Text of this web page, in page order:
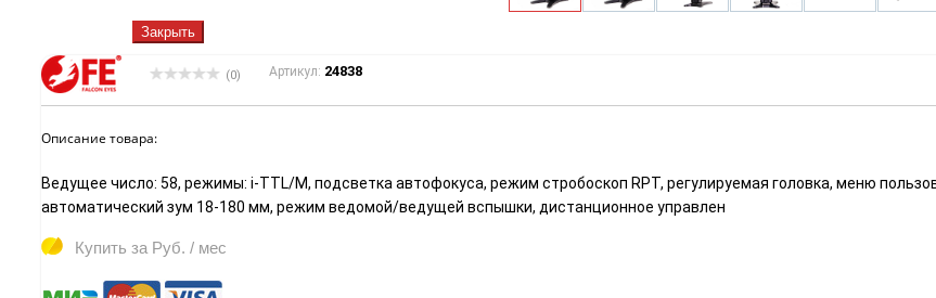
(0) Артикул: 24838
Описание товара:
Ведущее число: 58, режимы: i-TTL/M, подсветка автофокуса, режим стробоскоп RPT, регулируемая головка, меню
автоматический зум 18-180 мм, режим ведомой/ведущей вспышки, дистанционное управлен
Купить за Руб. / мес
Закрыть